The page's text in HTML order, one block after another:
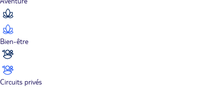
Bien-être
Circuits privés